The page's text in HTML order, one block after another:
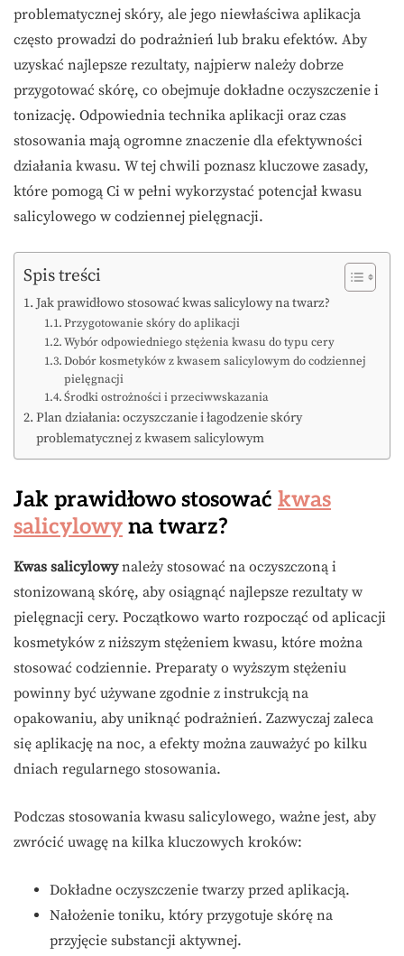
problematycznej skóry, ale jego niewłaściwa aplikacja
często prowadzi do podrażnień lub braku efektów. Aby
uzyskać najlepsze rezultaty, najpierw należy dobrze
przygotować skórę, co obejmuje dokładne oczyszczenie i
tonizację. Odpowiednia technika aplikacji oraz czas
stosowania mają ogromne znaczenie dla efektywności
działania kwasu. W tej chwili poznasz kluczowe zasady,
które pomogą Ci w pełni wykorzystać potencjał kwasu
salicylowego w codziennej pielęgnacji.
Spis treści
Jak prawidłowo stosować kwas salicylowy na twarz?
Przygotowanie skóry do aplikacji
Wybór odpowiedniego stężenia kwasu do typu cery
Dobór kosmetyków z kwasem salicylowym do codziennej
pielęgnacji
Środki ostrożności i przeciwwskazania
Plan działania: oczyszczanie i łagodzenie skóry
problematycznej z kwasem salicylowym
Jak prawidłowo stosować kwas
salicylowy na twarz?
Kwas salicylowynależy stosować na oczyszczoną i
stonizowaną skórę, aby osiągnąć najlepsze rezultaty w
pielęgnacji cery. Początkowo warto rozpocząć od aplicacji
kosmetyków z niższym stężeniem kwasu, które można
stosować codziennie. Preparaty o wyższym stężeniu
powinny być używane zgodnie z instrukcją na
opakowaniu, aby uniknąć podrażnień. Zazwyczaj zaleca
się aplikację na noc, a efekty można zauważyć po kilku
dniach regularnego stosowania.
Podczas stosowania kwasu salicylowego, ważne jest, aby
zwrócić uwagę na kilka kluczowych kroków:
Dokładne oczyszczenie twarzy przed aplikacją.
Nałożenie toniku, który przygotuje skórę na
przyjęcie substancji aktywnej.